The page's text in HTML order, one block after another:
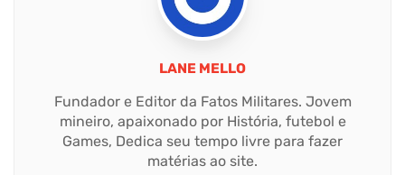
LANE MELLO
Fundador e Editor da Fatos Militares. Jovem
mineiro, apaixonado por História, futebol e
Games, Dedica seu tempo livre para fazer
matérias ao site.